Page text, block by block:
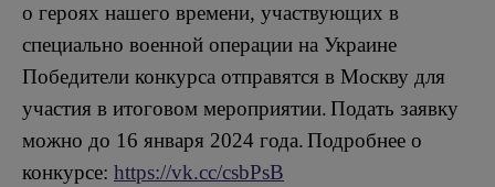
о героях нашего времени, участвующих в
специально военной операции на Украине
Победители конкурса отправятся в Москву для
участия в итоговом мероприятии.Подать заявку
можно до 16 января 2024 года.Подробнее о
конкурсе: https://vk.cc/csbPsB